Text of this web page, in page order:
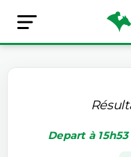
Depart à